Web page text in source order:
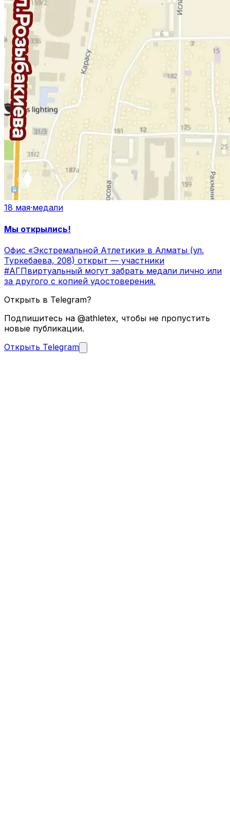
18 мая·медали
Мы открылись!
Офис «Экстремальной Атлетики» в Алматы (ул.
Туркебаева, 208) открыт — участники
#АГПвиртуальный могут забрать медали лично или
за другого с копией удостоверения.
Открыть в Telegram?
Подпишитесь на @athletex, чтобы не пропустить
новые публикации.
Открыть Telegram